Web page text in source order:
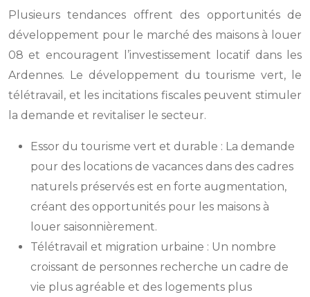
Plusieurs tendances offrent des opportunités de
développement pour le marché des maisons à louer
08 et encouragent l’investissement locatif dans les
Ardennes. Le développement du tourisme vert, le
télétravail, et les incitations fiscales peuvent stimuler
la demande et revitaliser le secteur.
Essor du tourisme vert et durable : La demande
pour des locations de vacances dans des cadres
naturels préservés est en forte augmentation,
créant des opportunités pour les maisons à
louer saisonnièrement.
Télétravail et migration urbaine : Un nombre
croissant de personnes recherche un cadre de
vie plus agréable et des logements plus